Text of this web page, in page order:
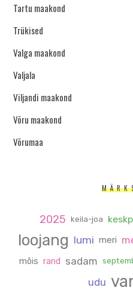
Tartu maakond
Trükised
Valga maakond
Valjala
Viljandi maakond
Võru maakond
Võrumaa
2025 keila-joa
loojang lumi meri
mõis rand sadam
udu